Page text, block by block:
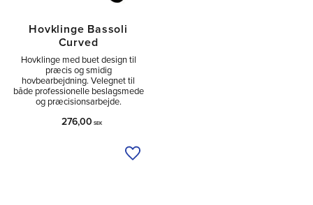
Hovklinge Bassoli
Curved
Hovklinge med buet design til
præcis og smidig
hovbearbejdning. Velegnet til
både professionelle beslagsmede
og præcisionsarbejde.
276,00 SEK
Tilføj til ønskeliste